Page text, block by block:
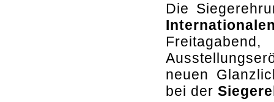
Die
neuen
bei der